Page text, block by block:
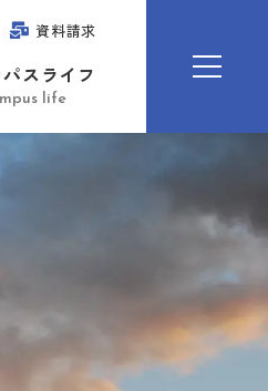
スライフ
life
資料請求